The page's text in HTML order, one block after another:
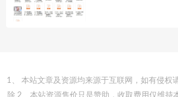
1、 本站文章及资源均来源于互联网，如有侵权